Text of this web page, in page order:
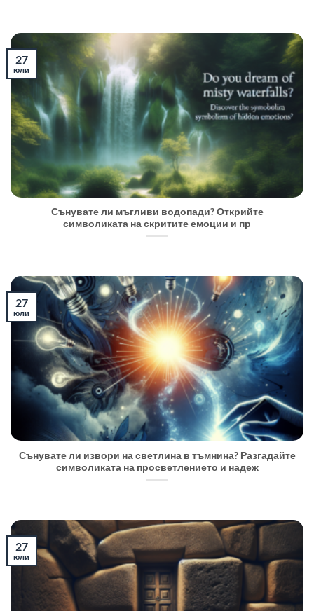
Сънувате ли мъгливи водопади? Открийте
символиката на скритите емоции и пр
27
юли
Сънувате ли извори на светлина в тъмнина? Разгадайте
символиката на просветлението и надеж
27
юли
27
юли